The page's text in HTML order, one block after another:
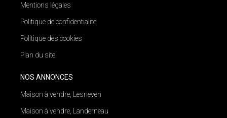
Mentions légales
Politique de confidentialité
Politique des cookies
Plan du site
NOS ANNONCES
Maison à vendre, Lesneven
Maison à vendre, Landerneau